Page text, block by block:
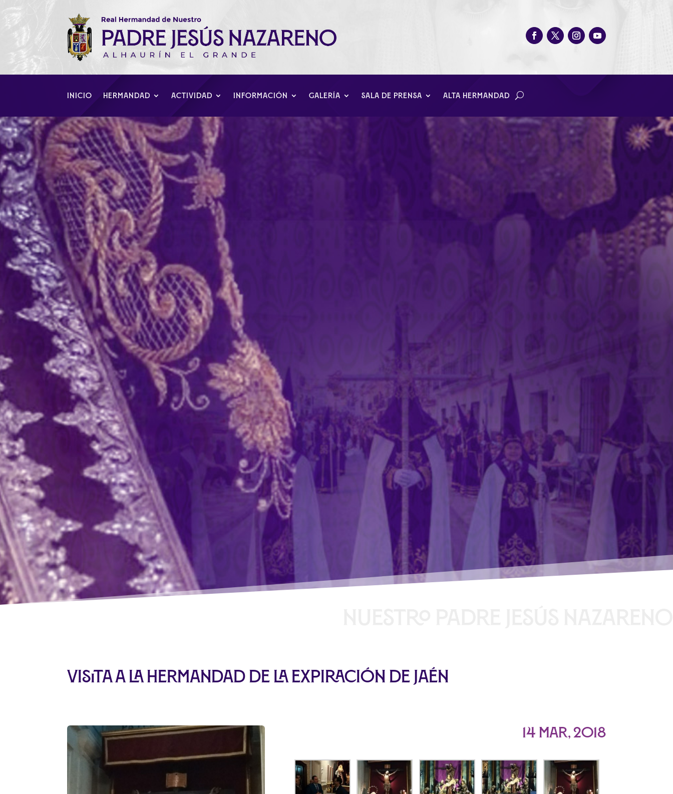
INICIO HERMANDAD ACTIVIDAD INFORMACIÓN GALERÍA SALA DE PRENSA ALTA HERMANDAD
Visita a la hermandad de la expiración de Jaén
Visita a la hermandad de la expiración de Jaén
14 Mar, 2018